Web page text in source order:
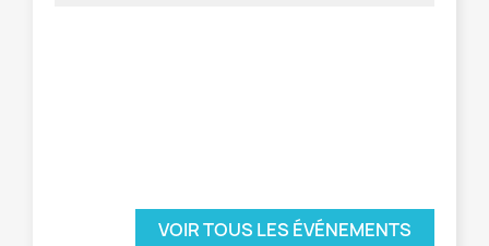
VOIR TOUS LES ÉVÉNEMENTS